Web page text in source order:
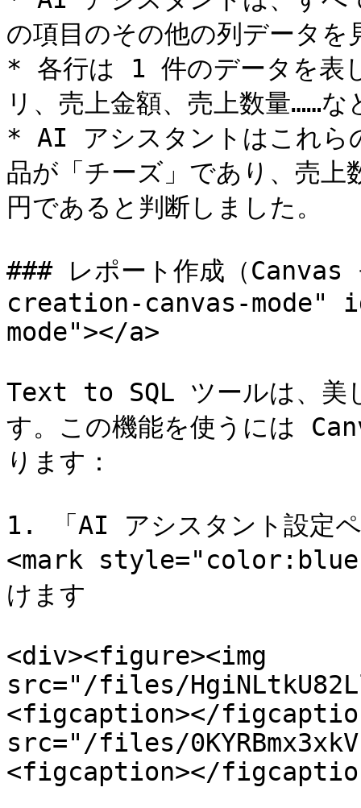
の項目のその他の列データを
* 各行は 1 件のデータを表
リ、売上金額、売上数量……な
* AI アシスタントはこれら
品が「チーズ」であり、売
円であると判断しました。
### レポート作成（
creation-canvas-
mode"></a>
Text to SQL ツールは、美
す。この機能を使うには
ります：
1. 「AI アシスタント設定
<mark
けます
<div><figure><img
src="/files/
<figcaption></
src="/files/
<figcaption></